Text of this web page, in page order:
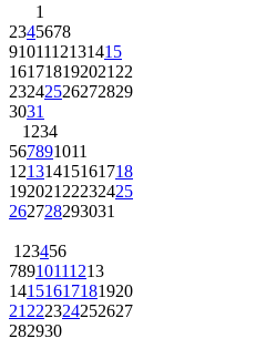
1
2345678
9101112131415
161718192021 22
23242526272829
3031
1 234
567891011
12131415161718
192021 22232425
262728293031
1 23456
78910111213
14151617181920
21 222324252627
282930